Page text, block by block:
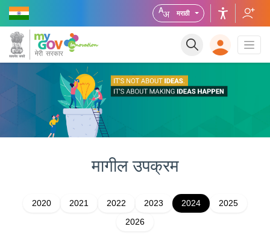
मराठी
मागीलउपक्रम
2020 2021 2022 2023 2024
2025
2026